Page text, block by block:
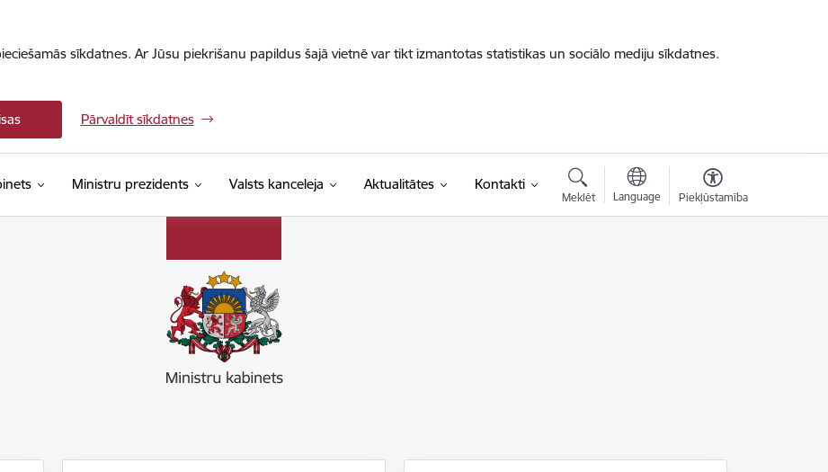
sīkdatnes. Ar Jūsu piekrišanu papildus šajā vietnē var tikt izmantotas statistikas un sociālo mediju sīkdatnes.
Pārvaldīt sīkdatnes
Ministru prezidents Valsts kanceleja Aktualitātes Kontakti
Meklēt Language Piekļūstamība